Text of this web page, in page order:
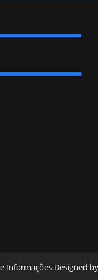
Informações Designed